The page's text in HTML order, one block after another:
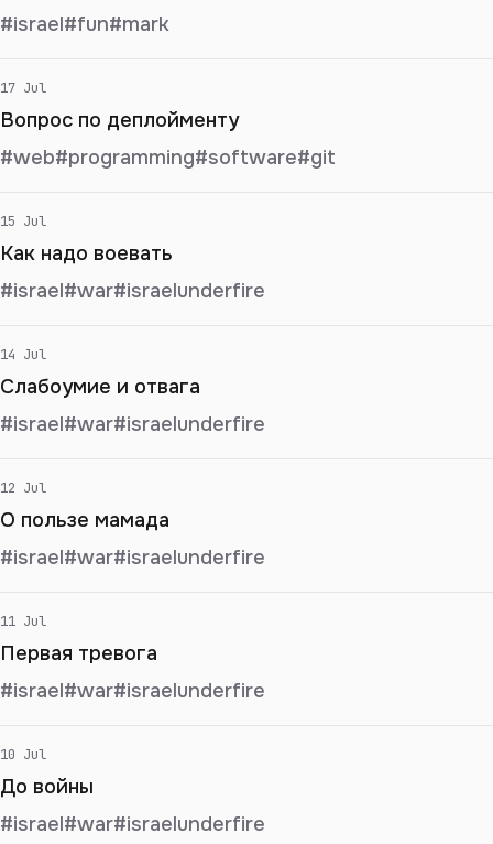
#israel#fun#mark
17 Jul
Вопрос по деплойменту
#web#programming#software#git
15 Jul
Как надо воевать
#israel#war#israelunderfire
14 Jul
Слабоумие и отвага
#israel#war#israelunderfire
12 Jul
О пользе мамада
#israel#war#israelunderfire
11 Jul
Первая тревога
#israel#war#israelunderfire
10 Jul
До войны
#israel#war#israelunderfire